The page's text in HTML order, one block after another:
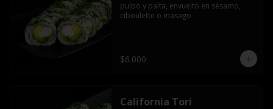
pulpo y palta, envuelto en sésamo,
ciboulette o masago
$6.000
California Tori